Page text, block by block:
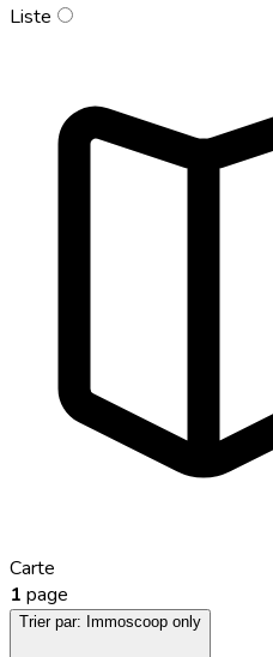
Liste
Carte
1 page
Trier par: Immoscoop only